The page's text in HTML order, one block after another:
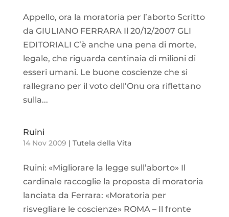
Appello, ora la moratoria per l’aborto Scritto
da GIULIANO FERRARA Il 20/12/2007 GLI
EDITORIALI C’è anche una pena di morte,
legale, che riguarda centinaia di milioni di
esseri umani. Le buone coscienze che si
rallegrano per il voto dell’Onu ora riflettano
sulla...
Ruini
14 Nov 2009 | Tutela della Vita
Ruini: «Migliorare la legge sull’aborto» Il
cardinale raccoglie la proposta di moratoria
lanciata da Ferrara: «Moratoria per
risvegliare le coscienze» ROMA – Il fronte